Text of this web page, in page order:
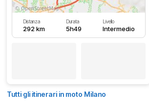
Distanza
292 km
Durata
5h49
Livello
Intermedio
Tutti gli itinerari in moto Milano